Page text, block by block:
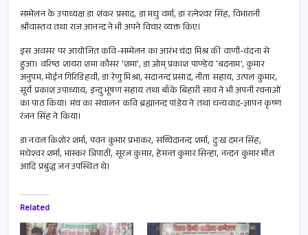
सम्मेलन के उपाध्यक्ष डा शंकर प्रसाद, डा मधु वर्मा, डा रत्नेश्वर सिंह, विभारानी
श्रीवास्तव तथा राज आनन्द ने भी अपने विचार व्यक्त किए।
इस अवसर पर आयोजित कवि-सम्मेलन का आरंभ चंदा मिश्र की वाणी-वंदना से
हुआ। वरिष्ठ शायरा शमा कौसर ‘शमा’, डा ओम् प्रकाश पाण्डेय ‘बदनाम’, कुमार
अनुपम, मोईन गिरिडिहवी, डा रेणु मिश्रा, सदानन्द प्रसाद, नीता सहाय, उत्पल कुमार,
सूर्य प्रकाश उपाध्याय, इन्दु भूषण सहाय तथा बाँके बिहारी साव ने भी अपनी रचनाओं
का पाठ किया। मंच का संचालन कवि ब्रह्मानन्द पांडेय ने तथा धन्यवाद-ज्ञापन कृष्ण
रंजन सिंह ने किया।
डा नवल किशोर शर्मा, पवन कुमार प्रभाकर, सच्चिदानन्द शर्मा, दुःख दमन सिंह,
मधेश्वर शर्मा, भास्कर त्रिपाठी, सूरज कुमार, हेमन्त कुमार सिन्हा, नन्दन कुमार मीत
आदि प्रबुद्ध जन उपस्थित थे।
Related